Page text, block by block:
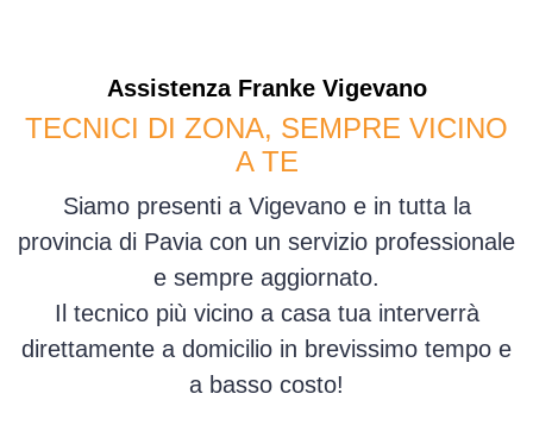
Assistenza FrankeVigevano
TECNICI DI ZONA, SEMPRE VICINO
A TE
Siamo presenti a Vigevano e in tutta la
provincia di Pavia con un servizio professionale
e sempre aggiornato.
Il tecnico più vicino a casa tua interverrà
direttamente a domicilio in brevissimo tempo e
a basso costo!